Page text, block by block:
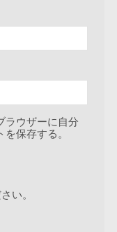
ラウザーに自分
保存する。
い。